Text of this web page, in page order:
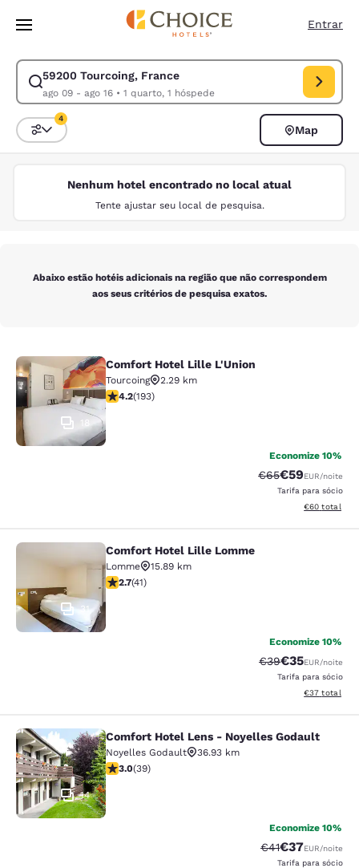
Pular Para Conteúdo Principal
Entrar
59200 Tourcoing, France
ago 09 - ago 16• 1 quarto, 1 hóspede
Modificar pesquisa para 59200 Tourcoing, France. Data de check-in
Classificar e filtrar
4
Map
Nenhum hotel encontrado no local atual
Tente ajustar seu local de pesquisa.
Abaixo estão hotéis adicionais na região que não correspondem
aos seus critérios de pesquisa exatos.
Comfort Hotel Lille L'Union
18
Comfort Hotel Lille L'Union
Tourcoing
2.29 km
classificação 4.23 estrelas. Excelente. 193 avaliações
4.2(193)
Economize 10%
Tarifa anterior
€65Tarifa com
€59EUR/noite
Tarifa para sócio
Exibir
€60 total
Comfort Hotel Lille Lomme
31
Comfort Hotel Lille Lomme
Lomme
15.89 km
classificação 2.66 estrelas. Razoável. 41 avaliações
2.7(41)
Economize 10%
Tarifa anterior
€39Tarifa com
€35EUR/noite
Tarifa para sócio
Exibir
€37 total
Comfort Hotel Lens - Noyelles
14
Comfort Hotel Lens - Noyelles Godault
Noyelles Godault
36.93 km
classificação 3.03 estrelas. Razoável. 39 avaliações
3.0(39)
Economize 10%
Tarifa anterior
€41Tarifa com
€37EUR/noite
Tarifa para sócio